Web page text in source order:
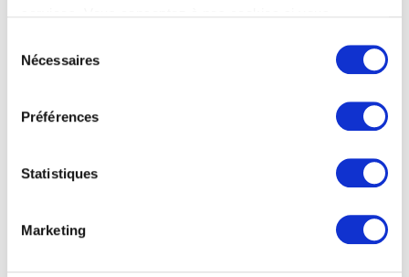
Nécessaires
Préférences
Statistiques
Marketing